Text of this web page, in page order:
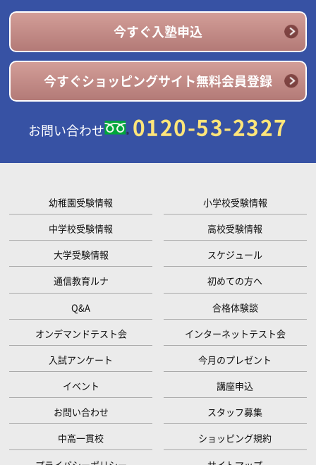
今すぐ入塾申込
今すぐショッピングサイト無料会員登録
お問い合わせ 0120-53-2327
幼稚園受験情報
小学校受験情報
中学校受験情報
高校受験情報
大学受験情報
スケジュール
通信教育ルナ
初めての方へ
Q&A
合格体験談
オンデマンドテスト会
インターネットテスト会
入試アンケート
今月のプレゼント
イベント
講座申込
お問い合わせ
スタッフ募集
中高一貫校
ショッピング規約